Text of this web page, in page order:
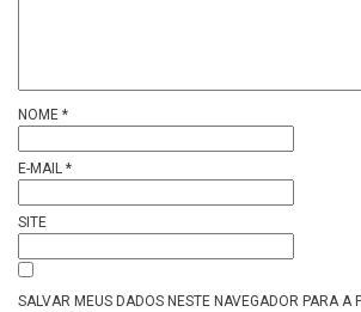
NOME *
E-MAIL *
SITE
SALVAR MEUS DADOS NESTE NAVEGADOR PARA A